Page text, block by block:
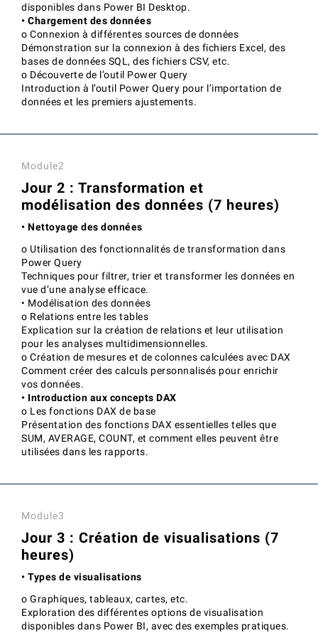
disponibles dans Power BI Desktop.
• Chargement des données
o Connexion à différentes sources de données
Démonstration sur la connexion à des fichiers Excel, des
bases de données SQL, des fichiers CSV, etc.
o Découverte de l’outil Power Query
Introduction à l’outil Power Query pour l’importation de
données et les premiers ajustements.
Module2
Jour 2 : Transformation et
modélisation des données (7 heures)
• Nettoyage des données
o Utilisation des fonctionnalités de transformation dans
Power Query
Techniques pour filtrer, trier et transformer les données en
vue d’une analyse efficace.
• Modélisation des données
o Relations entre les tables
Explication sur la création de relations et leur utilisation
pour les analyses multidimensionnelles.
o Création de mesures et de colonnes calculées avec DAX
Comment créer des calculs personnalisés pour enrichir
vos données.
• Introduction aux concepts DAX
o Les fonctions DAX de base
Présentation des fonctions DAX essentielles telles que
SUM, AVERAGE, COUNT, et comment elles peuvent être
utilisées dans les rapports.
Module3
Jour 3 : Création de visualisations (7
heures)
• Types de visualisations
o Graphiques, tableaux, cartes, etc.
Exploration des différentes options de visualisation
disponibles dans Power BI, avec des exemples pratiques.